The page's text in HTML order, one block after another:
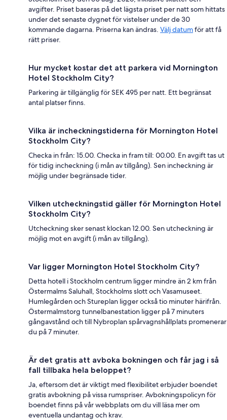
avgifter. Priset baseras på det lägsta priset per natt som hittats
under det senaste dygnet för vistelser under de 30
kommande dagarna. Priserna kan ändras. Välj datumför att få
rätt priser.
Hur mycket kostar det att parkera vid Mornington
Hotel Stockholm City?
Parkering är tillgänglig för SEK 495 per natt. Ett begränsat
antal platser finns.
Vilka är incheckningstiderna för Mornington Hotel
Stockholm City?
Checka in från: 15.00. Checka in fram till: 00.00. En avgift tas ut
för tidig incheckning (i mån av tillgång). Sen incheckning är
möjlig under begränsade tider.
Vilken utcheckningstid gäller för Mornington Hotel
Stockholm City?
Utcheckning sker senast klockan 12.00. Sen utcheckning är
möjlig mot en avgift (i mån av tillgång).
Var ligger Mornington Hotel Stockholm City?
Detta hotell i Stockholm centrum ligger mindre än 2 km från
Östermalms Saluhall, Stockholms slott och Vasamuseet.
Humlegården och Stureplan ligger också tio minuter härifrån.
Östermalmstorg tunnelbanestation ligger på 7 minuters
gångavstånd och till Nybroplan spårvagnshållplats promenerar
du på 7 minuter.
Är det gratis att avboka bokningen och får jag i så
fall tillbaka hela beloppet?
Ja, eftersom det är viktigt med flexibilitet erbjuder boendet
gratis avbokning på vissa rumspriser. Avbokningspolicyn för
boendet finns på vår webbplats om du vill läsa mer om
eventuella undantag och krav.